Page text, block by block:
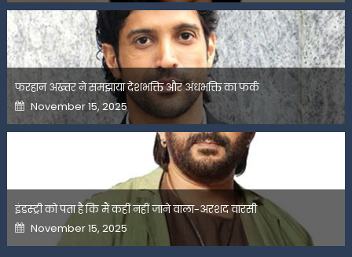
फरहान अख्तर ने समझाया देशभक्ति और अंधभक्ति का फर्क
Posted
on
November 15, 2025
इंडस्ट्री को पता है कि मैं कहीं नहीं जाने वाला-अरशद वारसी
Posted
on
November 15, 2025